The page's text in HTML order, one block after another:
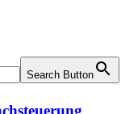
Search Button